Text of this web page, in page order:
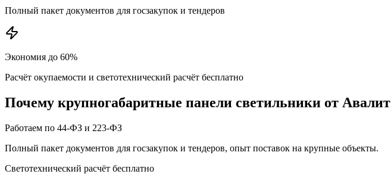
Полный пакет документов для госзакупок и тендеров
Экономия до 60%
Расчёт окупаемости и светотехнический расчёт бесплатно
Почему крупногабаритные панели светильники от Авалит
Работаем по 44-ФЗ и 223-ФЗ
Полный пакет документов для госзакупок и тендеров, опыт поставок на крупные объекты.
Светотехнический расчёт бесплатно